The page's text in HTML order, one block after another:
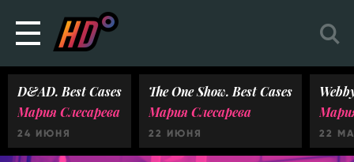
D&AD. Best Cases
Мария Слесарева
24 ИЮНЯ
The One Show. Best Cases
Мария Слесарева
22 ИЮНЯ 22